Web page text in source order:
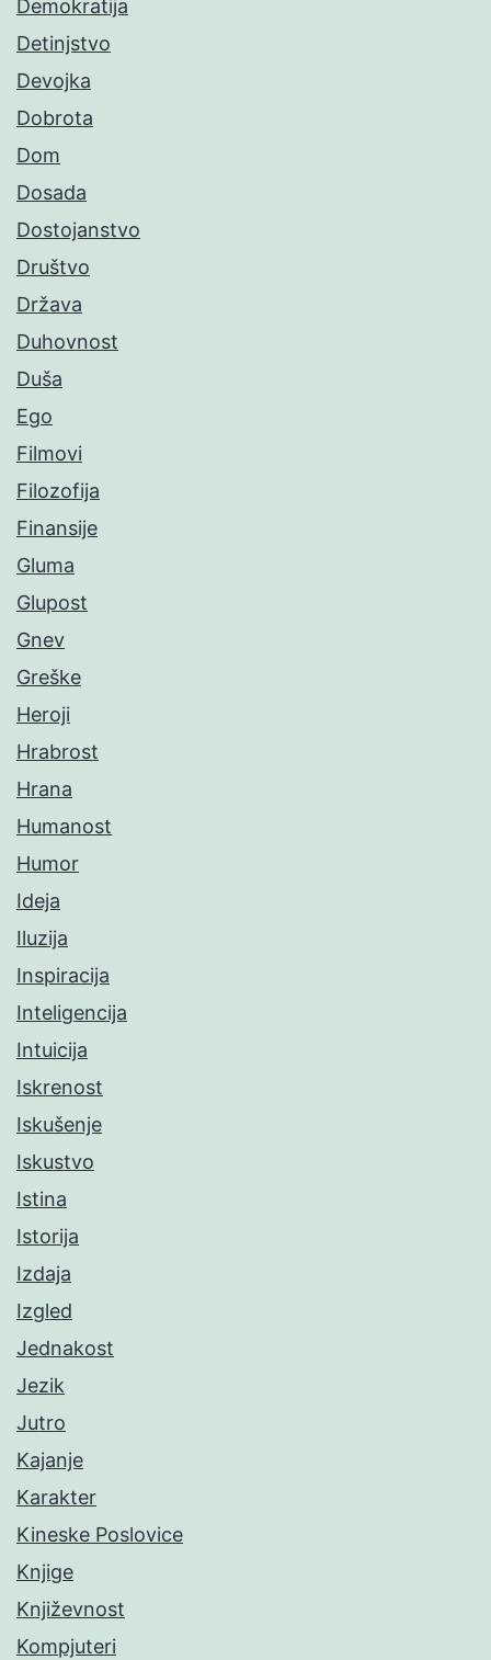
Demokratija
Detinjstvo
Devojka
Dobrota
Dom
Dosada
Dostojanstvo
Društvo
Država
Duhovnost
Duša
Ego
Filmovi
Filozofija
Finansije
Gluma
Glupost
Gnev
Greške
Heroji
Hrabrost
Hrana
Humanost
Humor
Ideja
Iluzija
Inspiracija
Inteligencija
Intuicija
Iskrenost
Iskušenje
Iskustvo
Istina
Istorija
Izdaja
Izgled
Jednakost
Jezik
Jutro
Kajanje
Karakter
Kineske Poslovice
Knjige
Književnost
Kompjuteri